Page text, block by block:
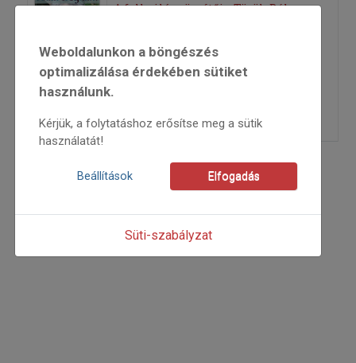
A folkvilág rögzítője, Török Béla
2020
2020/5
Weboldalunkon a böngészés
optimalizálása érdekében sütiket
használunk.
Kérjük, a folytatáshoz erősítse meg a sütik
használatát!
Beállítások Elfogadás
Süti-szabályzat